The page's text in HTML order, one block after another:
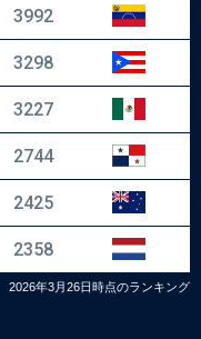
3992
3298
3227
2744
2425
2358
2026年3月26日時点のランキング